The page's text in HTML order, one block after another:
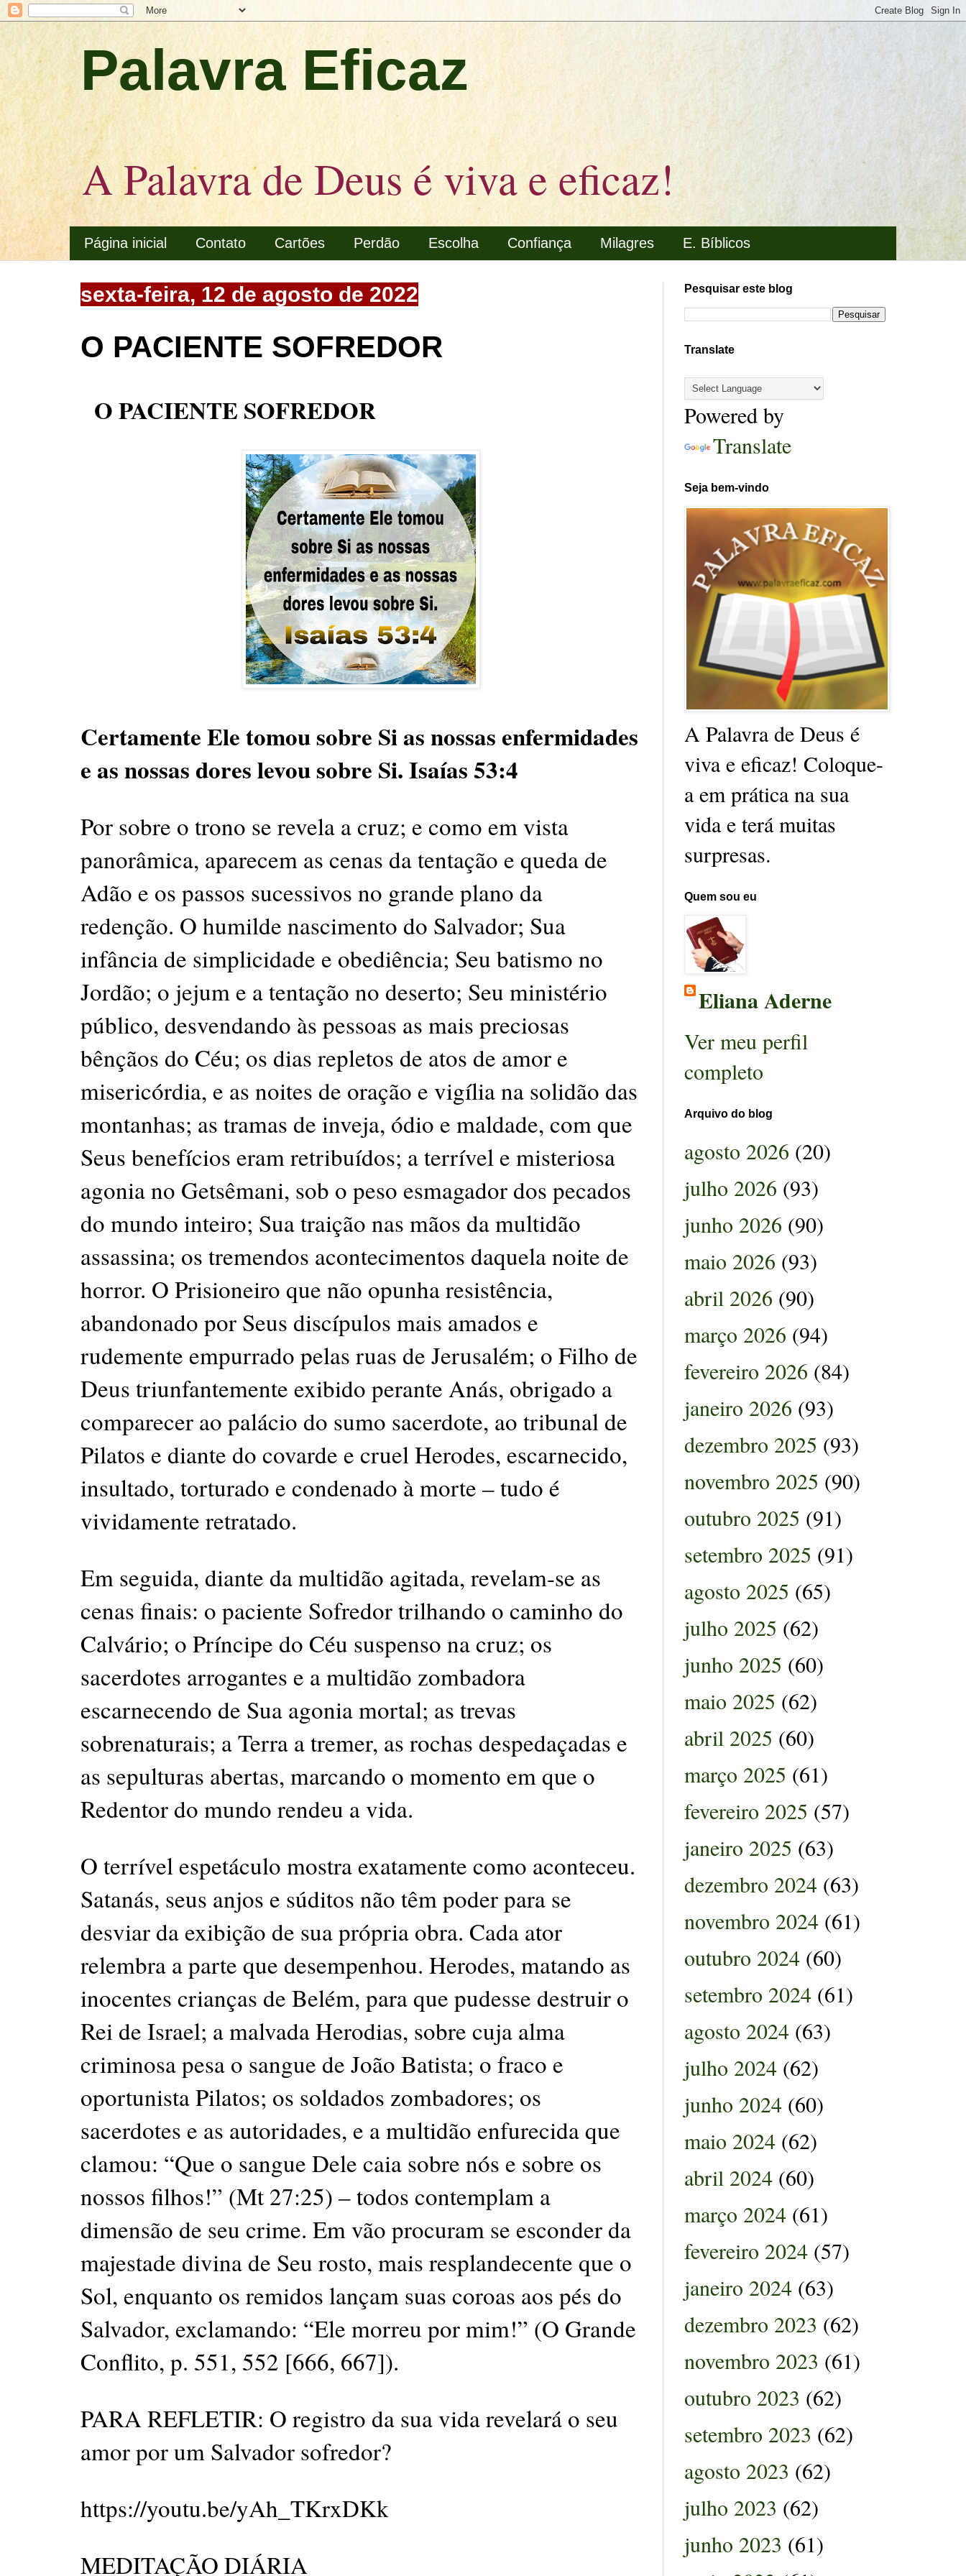
Palavra Eficaz
A Palavra de Deus é viva e eficaz!
Página inicial Contato Cartões Perdão Escolha Confiança Milagres E. Bíblicos
sexta-feira, 12 de agosto de 2022
O PACIENTE SOFREDOR
O PACIENTE SOFREDOR
Certamente Ele tomou sobre Si as nossas enfermidades
e as nossas dores levou sobre Si. Isaías 53:4
Por sobre o trono se revela a cruz; e como em vista
panorâmica, aparecem as cenas da tentação e queda de
Adão e os passos sucessivos no grande plano da
redenção. O humilde nascimento do Salvador; Sua
infância de simplicidade e obediência; Seu batismo no
Jordão; o jejum e a tentação no deserto; Seu ministério
público, desvendando às pessoas as mais preciosas
bênçãos do Céu; os dias repletos de atos de amor e
misericórdia, e as noites de oração e vigília na solidão das
montanhas; as tramas de inveja, ódio e maldade, com que
Seus benefícios eram retribuídos; a terrível e misteriosa
agonia no Getsêmani, sob o peso esmagador dos pecados
do mundo inteiro; Sua traição nas mãos da multidão
assassina; os tremendos acontecimentos daquela noite de
horror. O Prisioneiro que não opunha resistência,
abandonado por Seus discípulos mais amados e
rudemente empurrado pelas ruas de Jerusalém; o Filho de
Deus triunfantemente exibido perante Anás, obrigado a
comparecer ao palácio do sumo sacerdote, ao tribunal de
Pilatos e diante do covarde e cruel Herodes, escarnecido,
insultado, torturado e condenado à morte – tudo é
vividamente retratado.
Em seguida, diante da multidão agitada, revelam-se as
cenas finais: o paciente Sofredor trilhando o caminho do
Calvário; o Príncipe do Céu suspenso na cruz; os
sacerdotes arrogantes e a multidão zombadora
escarnecendo de Sua agonia mortal; as trevas
sobrenaturais; a Terra a tremer, as rochas despedaçadas e
as sepulturas abertas, marcando o momento em que o
Redentor do mundo rendeu a vida.
O terrível espetáculo mostra exatamente como aconteceu.
Satanás, seus anjos e súditos não têm poder para se
desviar da exibição de sua própria obra. Cada ator
relembra a parte que desempenhou. Herodes, matando as
inocentes crianças de Belém, para que pudesse destruir o
Rei de Israel; a malvada Herodias, sobre cuja alma
criminosa pesa o sangue de João Batista; o fraco e
oportunista Pilatos; os soldados zombadores; os
sacerdotes e as autoridades, e a multidão enfurecida que
clamou: “Que o sangue Dele caia sobre nós e sobre os
nossos filhos!” (Mt 27:25) – todos contemplam a
dimensão de seu crime. Em vão procuram se esconder da
majestade divina de Seu rosto, mais resplandecente que o
Sol, enquanto os remidos lançam suas coroas aos pés do
Salvador, exclamando: “Ele morreu por mim!” (O Grande
Conflito, p. 551, 552 [666, 667]).
PARA REFLETIR: O registro da sua vida revelará o seu
amor por um Salvador sofredor?
https://youtu.be/yAh_TKrxDKk
MEDITAÇÃO DIÁRIA
Pesquisar este blog
Translate
Powered by
Translate
Seja bem-vindo
A Palavra de Deus é
viva e eficaz! Coloque-
a em prática na sua
vida e terá muitas
surpresas.
Quem sou eu
Eliana Aderne
Ver meu perfil
completo
Arquivo do blog
agosto 2026 (20)
julho 2026 (93)
junho 2026 (90)
maio 2026 (93)
abril 2026 (90)
março 2026 (94)
fevereiro 2026 (84)
janeiro 2026 (93)
dezembro 2025 (93)
novembro 2025 (90)
outubro 2025 (91)
setembro 2025 (91)
agosto 2025 (65)
julho 2025 (62)
junho 2025 (60)
maio 2025 (62)
abril 2025 (60)
março 2025 (61)
fevereiro 2025 (57)
janeiro 2025 (63)
dezembro 2024 (63)
novembro 2024 (61)
outubro 2024 (60)
setembro 2024 (61)
agosto 2024 (63)
julho 2024 (62)
junho 2024 (60)
maio 2024 (62)
abril 2024 (60)
março 2024 (61)
fevereiro 2024 (57)
janeiro 2024 (63)
dezembro 2023 (62)
novembro 2023 (61)
outubro 2023 (62)
setembro 2023 (62)
agosto 2023 (62)
julho 2023 (62)
junho 2023 (61)